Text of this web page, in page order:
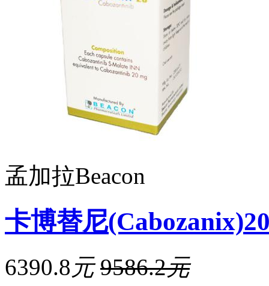
孟加拉Beacon
卡博替尼
6390.8 元 9586.2元